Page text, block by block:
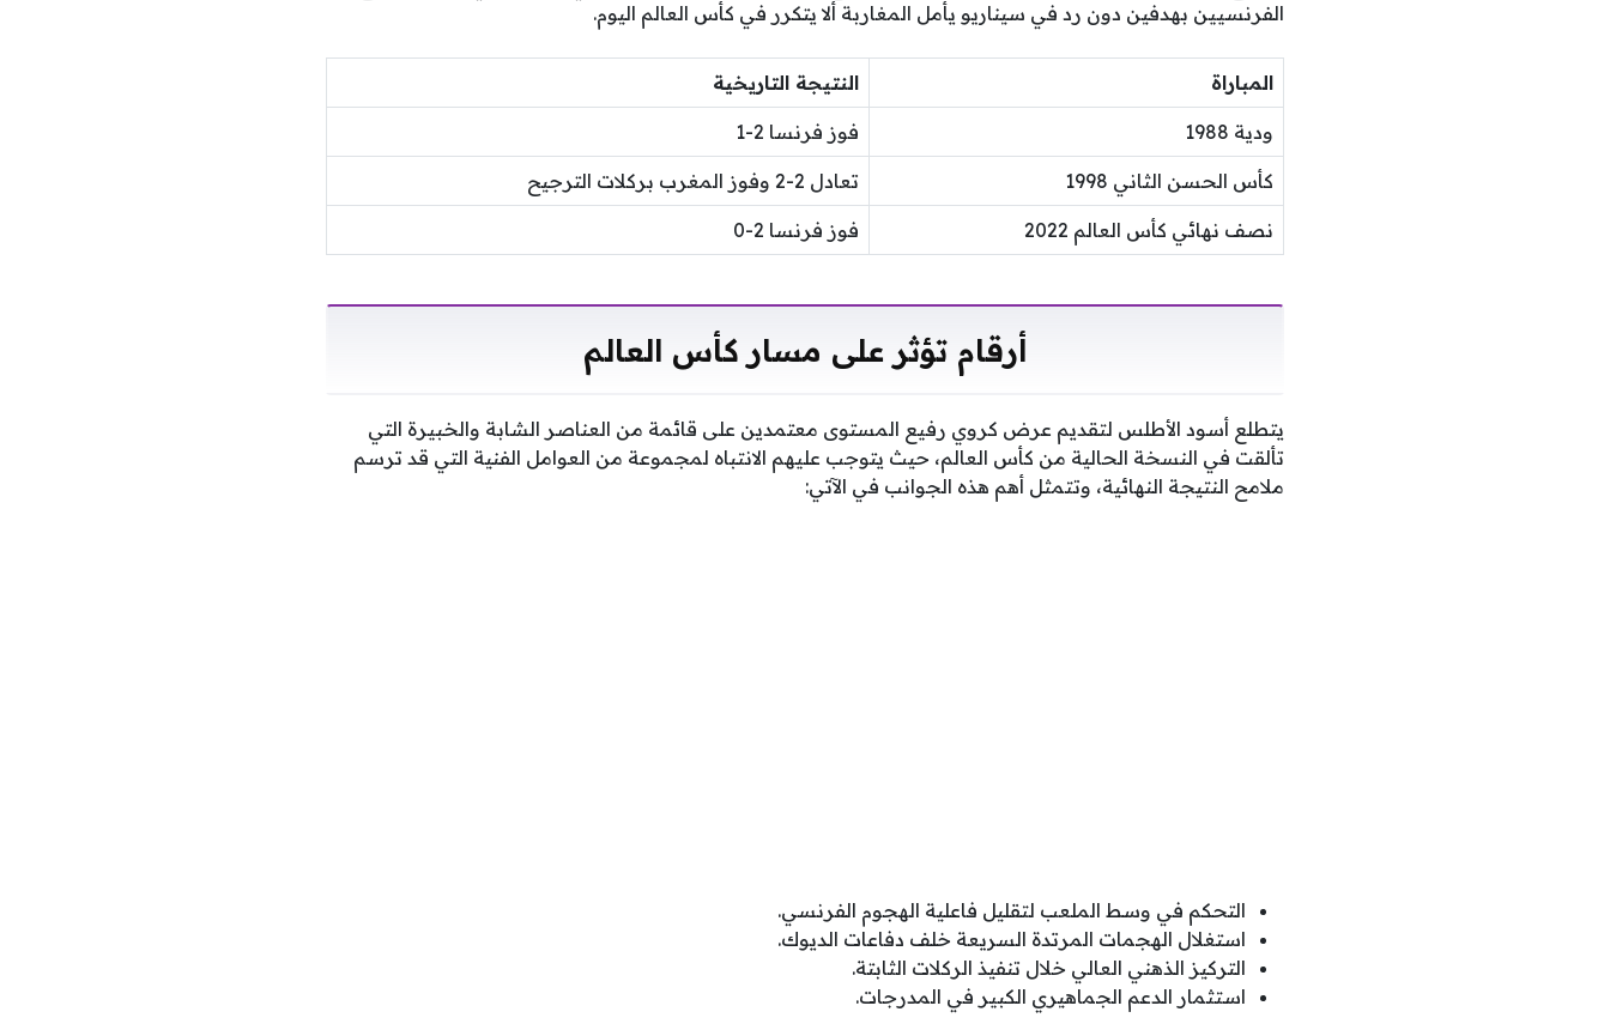
الفرنسيين بهدفين دون رد في سيناريو يأمل المغاربة ألا يتكرر في كأس العالم اليوم.
المباراة النتيجة التاريخية
ودية 1988 فوز فرنسا 2-1
كأس الحسن الثاني 1998 تعادل 2-2 وفوز المغرب بركلات الترجيح
نصف نهائي كأس العالم 2022 فوز فرنسا 2-0
أرقام تؤثر على مسار كأس العالم
يتطلع أسود الأطلس لتقديم عرض كروي رفيع المستوى معتمدين على قائمة من العناصر الشابة والخبيرة التي
تألقت في النسخة الحالية من كأس العالم، حيث يتوجب عليهم الانتباه لمجموعة من العوامل الفنية التي قد ترسم
ملامح النتيجة النهائية، وتتمثل أهم هذه الجوانب في الآتي:
التحكم في وسط الملعب لتقليل فاعلية الهجوم الفرنسي.
استغلال الهجمات المرتدة السريعة خلف دفاعات الديوك.
التركيز الذهني العالي خلال تنفيذ الركلات الثابتة.
استثمار الدعم الجماهيري الكبير في المدرجات.